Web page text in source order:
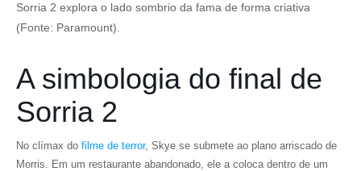
Sorria 2 explora o lado sombrio da fama de forma criativa
(Fonte: Paramount).
A simbologia do final de
Sorria 2
No clímax do filme de terror, Skye se submete ao plano arriscado de
Morris. Em um restaurante abandonado, ele a coloca dentro de um